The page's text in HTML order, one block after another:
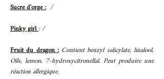
Sucre d'orge : /
Pinky girl: /
Fruit du dragon :Contient benzyl salicylate, linalool,
Oils, lemon, 7-hydroxycitronellal. Peut produire une
réaction allergique.